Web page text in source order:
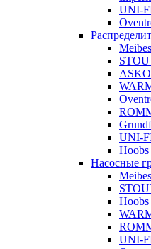
UNI-
Meibes
UNI-
Hoobs
Насосные
Meibes
Hoobs
UNI-